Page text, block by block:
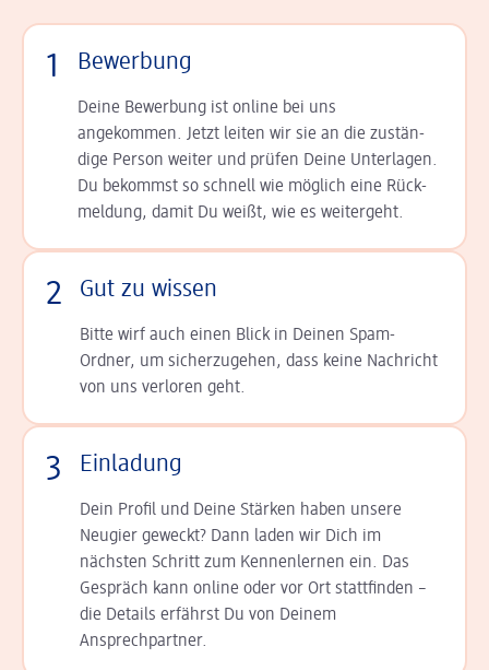
1 Bewerbung
Deine Bewerbung ist online bei uns
angekommen. Jetzt leiten wir sie an die zu­stän­
dige Person weiter und prüfen Deine Unterlagen.
Du bekommst so schnell wie möglich eine Rück­
meldung, damit Du weißt, wie es weitergeht.
2 Gut zu wissen
Bitte wirf auch einen Blick in Deinen Spam-
Ordner, um sicherzugehen, dass keine Nachricht
von uns verloren geht.
3 Einladung
Dein Profil und Deine Stär­ken haben unsere
Neugier geweckt? Dann laden wir Dich im
nächsten Schritt zum Kennen­lernen ein. Das
Gespräch kann online oder vor Ort statt­finden –
die Details er­fährst Du von Deinem
Ansprechpartner.